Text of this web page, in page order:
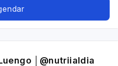
para gastritis,
│@nutriialdia